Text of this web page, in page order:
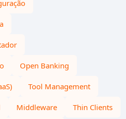
Open Banking
Tool Management
Middleware Thin Clients